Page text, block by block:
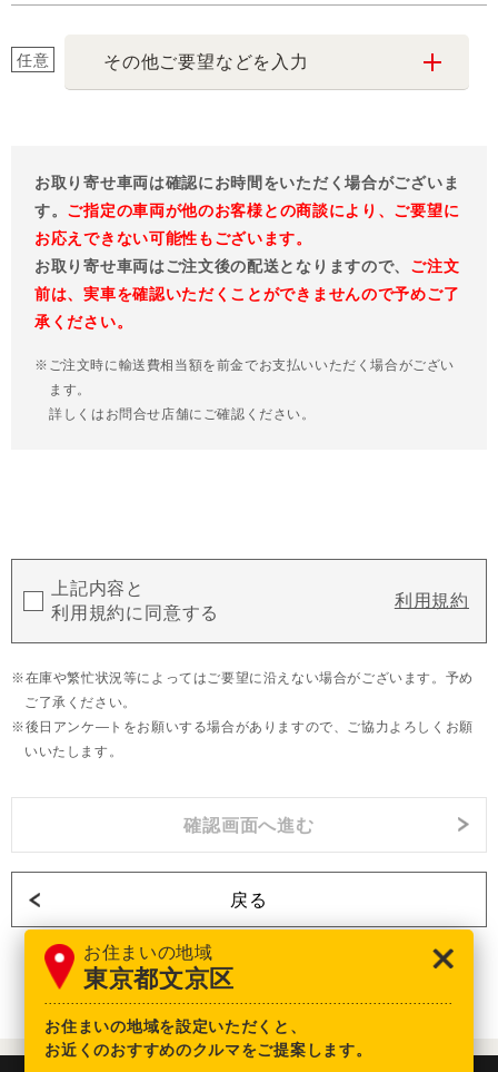
任意 その他ご要望などを入力
お取り寄せ車両は確認にお時間をいただく場合がございま
す。 ご指定の車両が他のお客様との商談により、ご要望に
お応えできない可能性もございます。
お取り寄せ車両はご注文後の配送となりますので、 ご注文
前は、実車を確認いただくことができませんので予めご了
承ください。
※ご注文時に輸送費相当額を前金でお支払いいただく場合がござい
ます。
詳しくはお問合せ店舗にご確認ください。
上記内容と
利用規約に同意する
利用規約
在庫や繁忙状況等によってはご要望に沿えない場合がございます。予め
ご了承ください。
後日アンケ―トをお願いする場合がありますので、ご協力よろしくお願
いいたします。
戻る
お住まいの地域
東京都文京区
お住まいの地域を設定いただくと、
お近くのおすすめのクルマをご提案します。